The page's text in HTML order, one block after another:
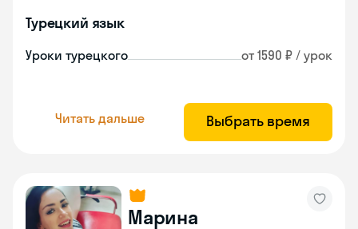
Турецкий язык
Уроки турецкого от 1590 ₽ / урок
Читать дальше Выбрать время
Марина